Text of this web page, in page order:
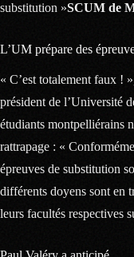
substitution »SCUM de
L’UM prépare des
« C’est totalement faux !
président de l’Université
étudiants montpelliérains
rattrapage : «
épreuves de substitution
différents doyens sont en
leurs facultés respectives